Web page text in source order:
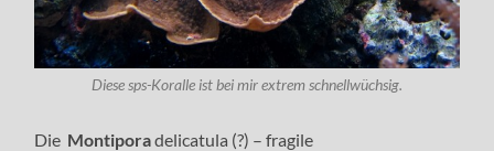
Diese sps-Koralle ist bei mir extrem schnellwüchsig.
Die Montiporadelicatula (?) – fragile